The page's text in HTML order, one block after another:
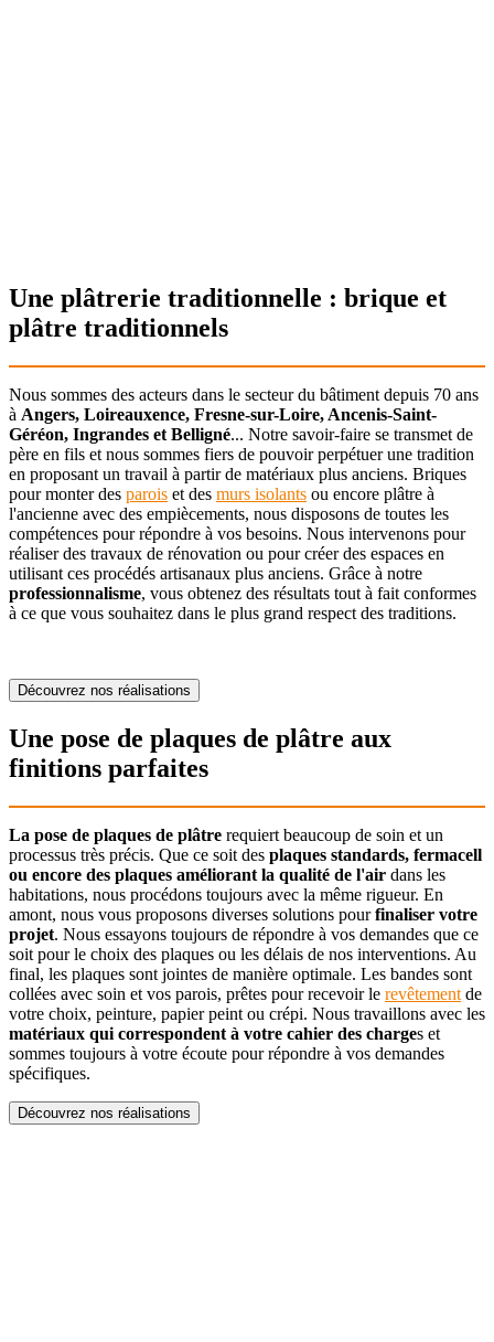
Une plâtrerie traditionnelle : brique et
plâtre traditionnels
Nous sommes des acteurs dans le secteur du bâtiment depuis 70 ans
à Angers, Loireauxence, Fresne-sur-Loire, Ancenis-Saint-
Géréon, Ingrandes et Belligné... Notre savoir-faire se transmet de
père en fils et nous sommes fiers de pouvoir perpétuer une tradition
en proposant un travail à partir de matériaux plus anciens. Briques
pour monter des parois et des murs isolants ou encore plâtre à
l'ancienne avec des empiècements, nous disposons de toutes les
compétences pour répondre à vos besoins. Nous intervenons pour
réaliser des travaux de rénovation ou pour créer des espaces en
utilisant ces procédés artisanaux plus anciens. Grâce à notre
professionnalisme, vous obtenez des résultats tout à fait conformes
à ce que vous souhaitez dans le plus grand respect des traditions.
Découvrez nos réalisations
Une pose de plaques de plâtre aux
finitions parfaites
La pose de plaques de plâtre requiert beaucoup de soin et un
processus très précis. Que ce soit des plaques standards, fermacell
ou encore des plaques améliorant la qualité de l'air dans les
habitations, nous procédons toujours avec la même rigueur. En
amont, nous vous proposons diverses solutions pourfinaliser votre
projet. Nous essayons toujours de répondre à vos demandes que ce
soit pour le choix des plaques ou les délais de nos interventions. Au
final, les plaques sont jointes de manière optimale. Les bandes sont
collées avec soin et vos parois, prêtes pour recevoir le revêtement de
votre choix, peinture, papier peint ou crépi. Nous travaillons avec les
matériaux qui correspondent à votre cahier des charges et
sommes toujours à votre écoute pour répondre à vos demandes
spécifiques.
Découvrez nos réalisations